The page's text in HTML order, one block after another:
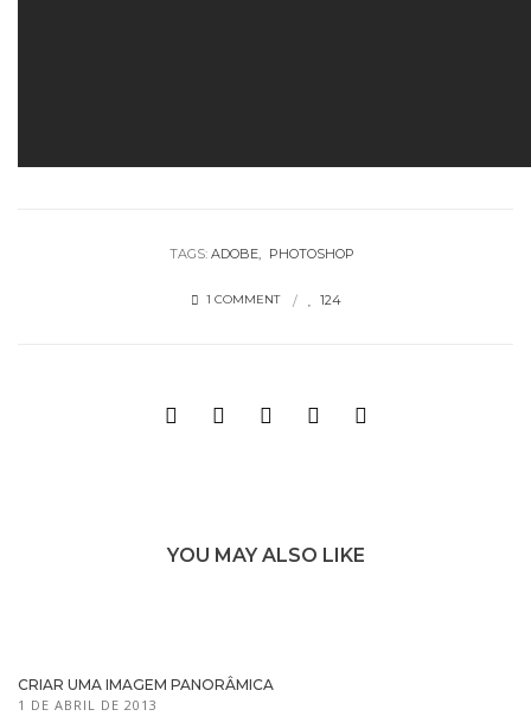
TAGS: ADOBE PHOTOSHOP
1 COMMENT 124
YOU MAY ALSO LIKE
CRIAR UMA IMAGEM PANORÂMICA
1 DE ABRIL DE 2013